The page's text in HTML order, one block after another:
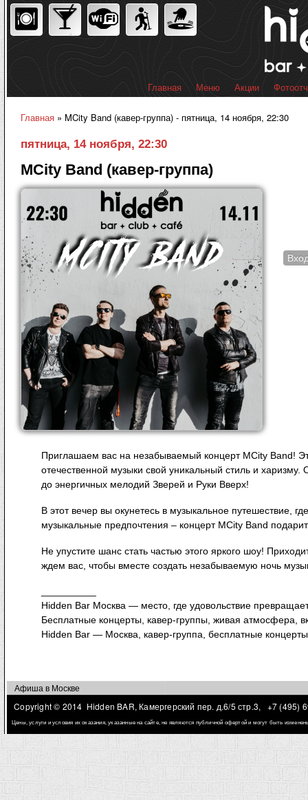
Главное меню
Главная Меню Акции
Главная » MCity Band (кавер-группа) - пятница, 14 ноября, 22:30
пятница, 14 ноября, 22:30
MCity Band (кавер-группа)
Приглашаем вас на незабываемый концерт MCity Band!
отечественной музыки свой уникальный стиль и
до энергичных мелодий Зверей и Руки Вверх!
В этот вечер вы окунетесь в музыкальное путешествие,
музыкальные предпочтения – концерт MCity Band
Не упустите шанс стать частью этого яркого шоу!
ждем вас, чтобы вместе создать незабываемую ночь
Hidden Bar Москва — место, где удовольствие
Бесплатные концерты, кавер-группы, живая атмосфера,
Hidden Bar — Москва, кавер-группа, бесплатные
Афиша в Москве
Copyright © 2014 Hidden BAR, Камергерский пер. д.6/5 стр.3,
+7 (495)
Цены, услуги и условия их оказания, указанные на сайте, не являются публичной офертой и могут быть